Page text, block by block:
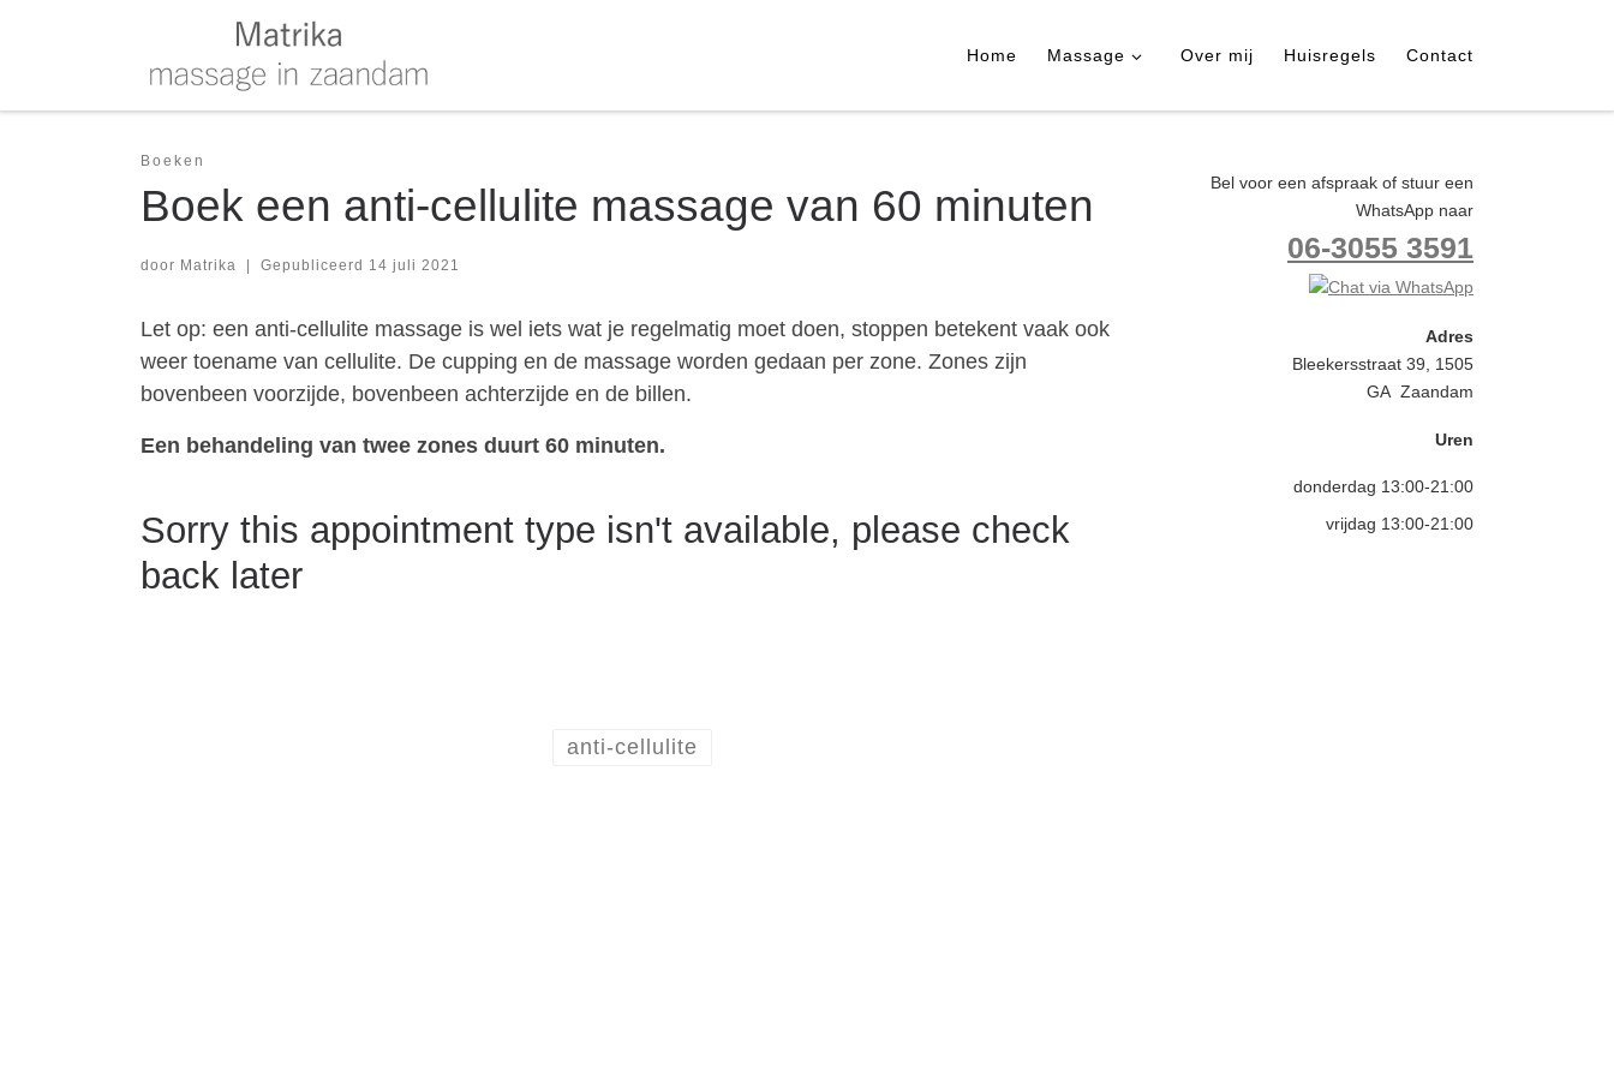
Home Massage Over mij Huisregels Contact
Boeken
Boek een anti-cellulite massage van 60 minuten
door Matrika | Gepubliceerd 14 juli 2021
Let op: een anti-cellulite massage is wel iets wat je regelmatig moet doen, stoppen betekent vaak ook
weer toename van cellulite. De cupping en de massage worden gedaan per zone. Zones zijn
bovenbeen voorzijde, bovenbeen achterzijde en de billen.
Een behandeling van twee zones duurt 60 minuten.
Sorry this appointment type isn't available, please check
back later
anti-cellulite
Bel voor een afspraak of stuur een
WhatsApp naar
06-3055 3591
Adres
Bleekersstraat 39, 1505
GA Zaandam
Uren
donderdag 13:00-21:00
vrijdag 13:00-21:00